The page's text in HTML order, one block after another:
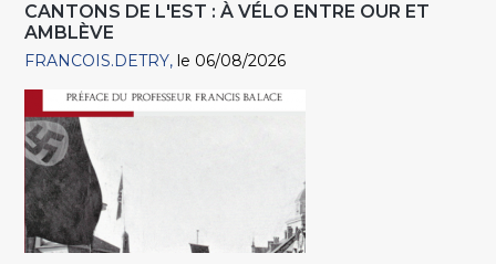
CANTONS DE L'EST : À VÉLO ENTRE OUR ET
AMBLÈVE
FRANCOIS.DETRY le 06/08/2026